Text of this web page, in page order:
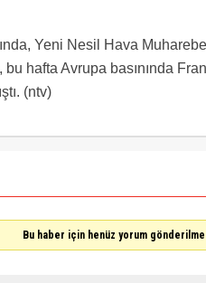
Yeni Nesil Hava
hafta Avrupa basınında
(ntv)
Bu haber için henüz yorum